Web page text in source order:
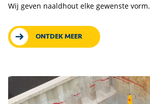
Wij geven naaldhout elke gewenste vorm.
ONTDEK MEER